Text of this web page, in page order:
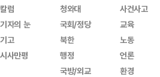
칼럼
기자의 눈
기고
시사만평
청와대
국회/정당
북한
행정
국방/외교
사건사고
교육
노동
언론
환경